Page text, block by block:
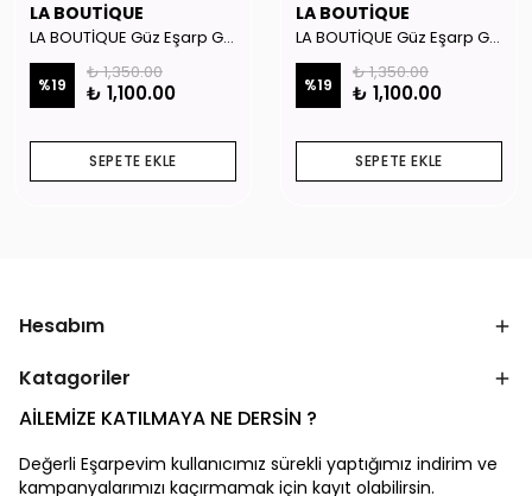
LA BOUTİQUE
LA BOUTİQUE Güz Eşarp GYSE262908
%19
₺ 1,350.00
₺ 1,100.00
SEPETE EKLE
LA BOUTİQUE
LA BOUTİQUE Güz Eşarp GYSE130804
%19
₺ 1,350.00
₺ 1,100.00
SEPETE EKLE
Hesabım
Katagoriler
AİLEMİZE KATILMAYA NE DERSİN ?
Değerli Eşarpevim kullanıcımız sürekli yaptığımız indirim ve
kampanyalarımızı kaçırmamak için kayıt olabilirsin.